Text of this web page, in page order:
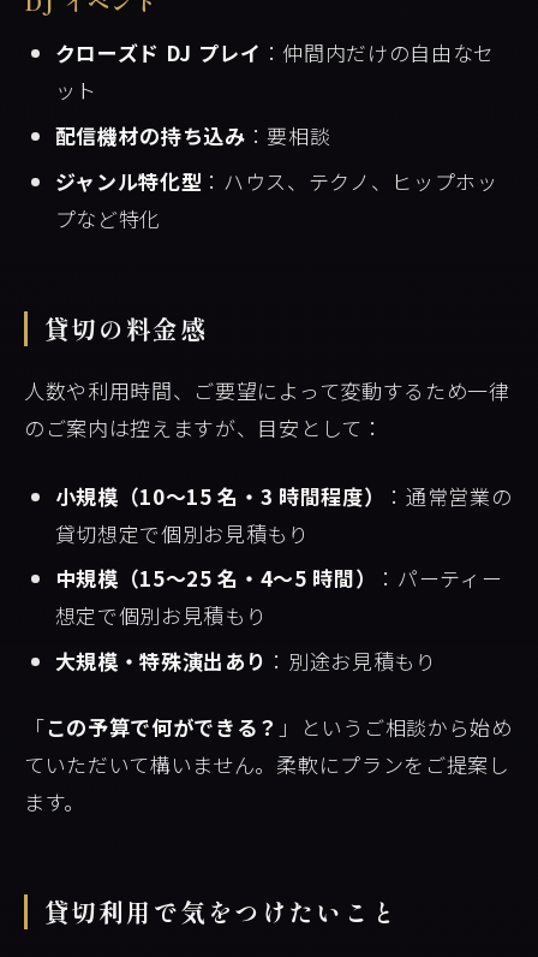
クローズド DJ プレイ ：仲間内だけの自由なセ
ット
配信機材の持ち込み ：要相談
ジャンル特化型 ：ハウス、テクノ、ヒップホッ
プなど特化
貸切の料金感
人数や利用時間、ご要望によって変動するため一律
のご案内は控えますが、目安として：
小規模（10〜15 名・3 時間程度）
：通常営業の
貸切想定で個別お見積もり
中規模（15〜25 名・4〜5 時間）
：パーティー
想定で個別お見積もり
大規模・特殊演出あり ：別途お見積もり
「この予算で何ができる？ 」というご相談から始め
ていただいて構いません。柔軟にプランをご提案し
ます。
貸切利用で気をつけたいこと